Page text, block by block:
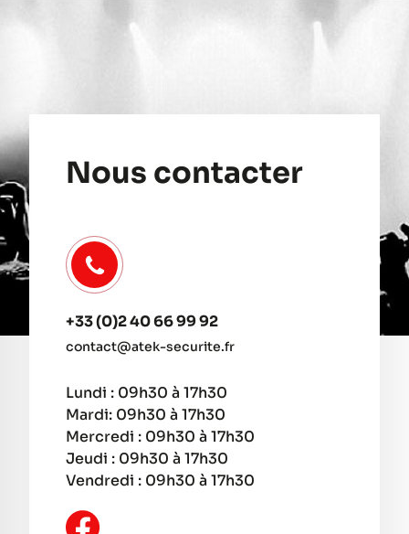
Nous contacter
+33 (0)2 40 66 99 92
contact@atek-securite.fr
Lundi : 09h30 à 17h30
Mardi: 09h30 à 17h30
Mercredi : 09h30 à 17h30
Jeudi : 09h30 à 17h30
Vendredi : 09h30 à 17h30